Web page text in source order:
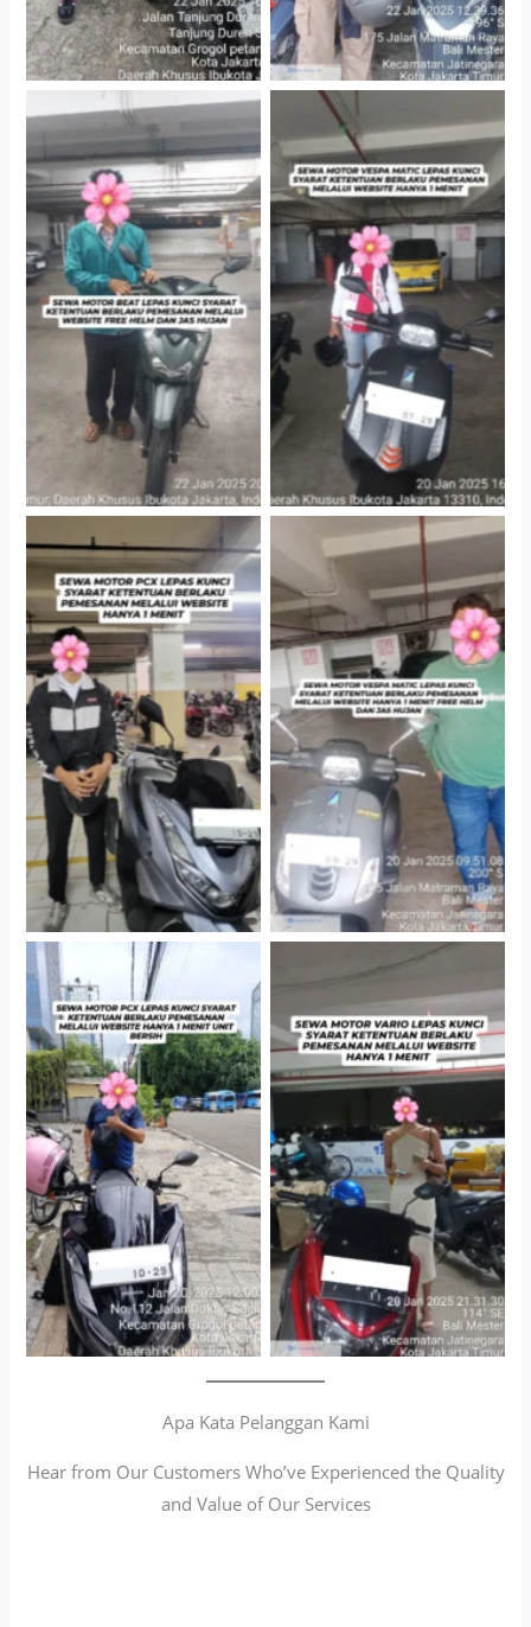
Cityplaza Jatinegara
Gedung Parkir P6A
Cityplaza Jatinegara
Gedung Parkir P6A
Hotel Kartika Chandra,
Jakarta Selatan
Cityplaza Jatinegara
Gedung Parkir P6A
Antar Jemput Kendaraan
Cityplaza Jatinegara
Gedung Parkir P6A
Apa Kata Pelanggan Kami
Hear from Our Customers Who’ve Experienced the Quality
and Value of Our Services